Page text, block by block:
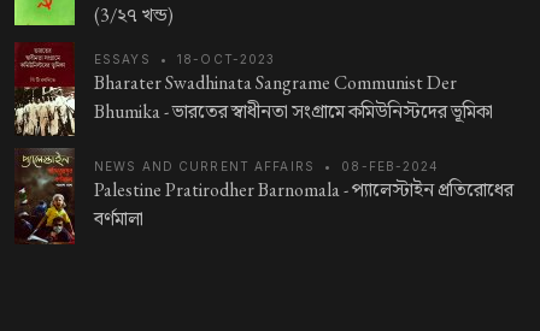
(3/২৭ খন্ড)
ESSAYS • 18-OCT-2023
Bharater Swadhinata Sangrame Communist Der
Bhumika -ভারতের স্বাধীনতা সংগ্রামে কমিউনিস্টদের ভূমিকা
NEWS AND CURRENT AFFAIRS • 08-FEB-2024
Palestine Pratirodher Barnomala -প্যালেস্টাইন প্রতিরোধের
বর্ণমালা